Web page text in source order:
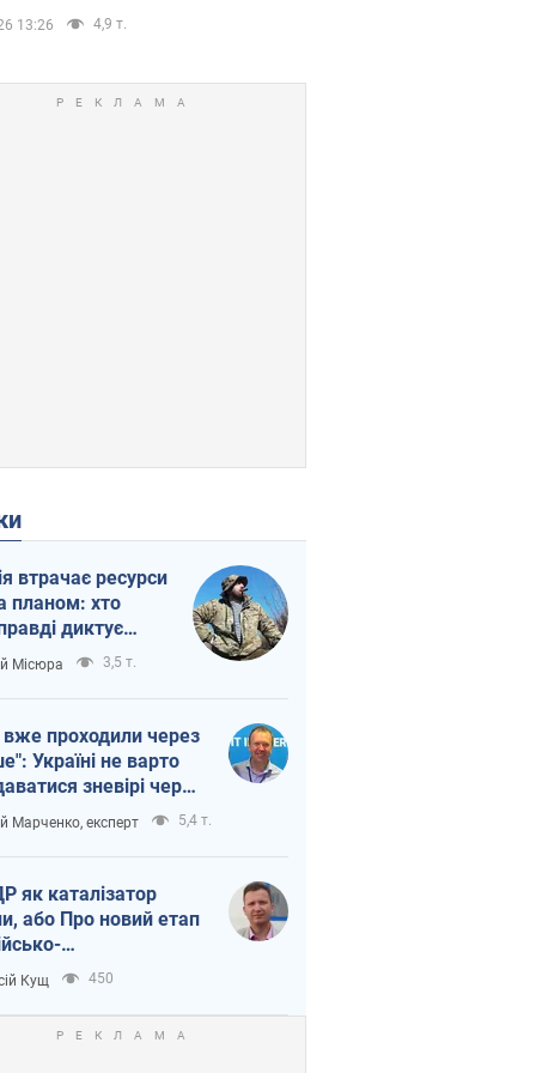
13:26 4,9 т.
втрачає ресурси
планом: хто
диктує
війни
Місюра 3,5 т.
проходили через
Україні не варто
зневірі через
терор
Марченко, експерт 5,4 т.
як каталізатор
або Про новий етап
Кущ 450